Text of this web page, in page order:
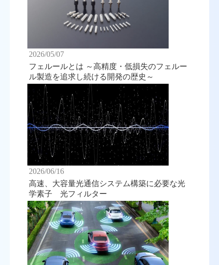
2026/05/07
フェルールとは ～高精度・低損失のフェルー
ル製造を追求し続ける開発の歴史～
2026/06/16
高速、大容量光通信システム構築に必要な光
学素子 光フィルター